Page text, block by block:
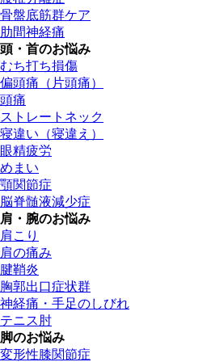
骨盤底筋群ケア
肋間神経痛
頭・首のお悩み
むち打ち損傷
偏頭痛（片頭痛）
頭痛
ストレートネック
寝違い（寝違え）
眼精疲労
めまい
顎関節症
脳脊髄液減少症
肩・腕のお悩み
肩こり
肩の痛み
腱鞘炎
胸郭出口症状群
神経痛・手足のしびれ
テニス肘
脚のお悩み
変形性膝関節症